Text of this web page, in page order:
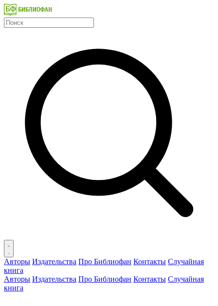
Авторы Издательства Про Библиофан Контакты Случайная
книга
Авторы Издательства Про Библиофан Контакты Случайная
книга